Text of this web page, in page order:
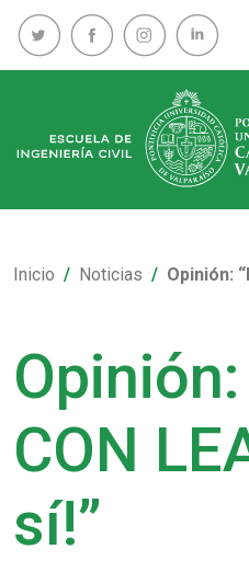
Inicio Noticias Opinión:
CON
sí!”